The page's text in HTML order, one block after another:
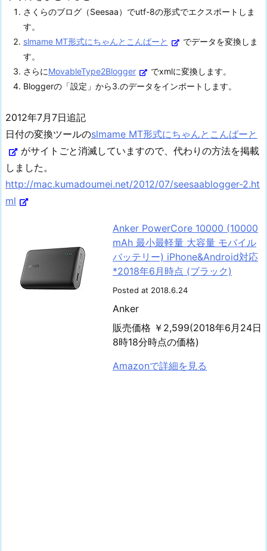
さくらのブログ（Seesaa）でutf-8の形式でエクスポートしま
す。
slmame MT形式にちゃんとこんばーと
でデータを変換しま
す。
さらにMovableType2Blogger
でxmlに変換します。
Bloggerの「設定」から3.のデータをインポートします。
2012年7月7日追記
日付の変換ツールのslmame MT形式にちゃんとこんばーと
がサイトごと消滅していますので、代わりの方法を掲載
しました。
http://mac.kumadoumei.net/2012/07/seesaablogger-2.ht
ml
Anker PowerCore 10000 (10000
mAh 最小最軽量 大容量 モバイル
バッテリー) iPhone&Android対応
*2018年6月時点 (ブラック)
Posted at 2018.6.24
Anker
販売価格 ￥2,599(2018年6月24日
8時18分時点の価格)
Amazonで詳細を見る